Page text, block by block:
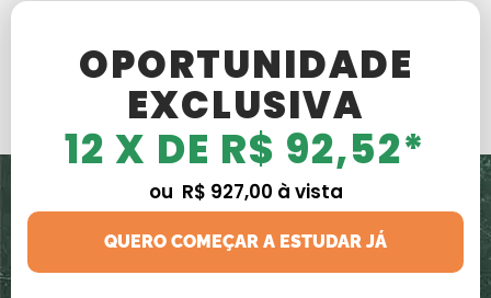
OPORTUNIDADE
EXCLUSIVA
12 X DE R$ 92,52*
ou R$ 927,00 à vista
QUERO COMEÇAR A ESTUDAR JÁ